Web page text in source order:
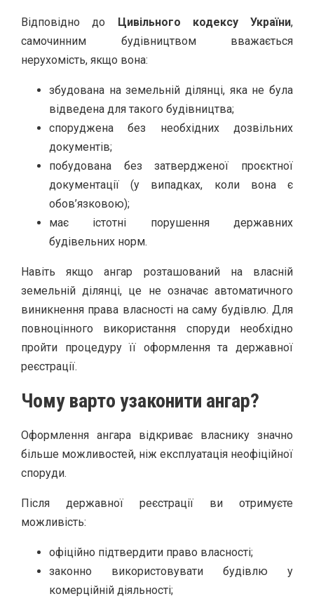
Відповідно до Цивільного кодексу України,
самочинним будівництвом вважається
нерухомість, якщо вона:
збудована на земельній ділянці, яка не була
відведена для такого будівництва;
споруджена без необхідних дозвільних
документів;
побудована без затвердженої проєктної
документації (у випадках, коли вона є
обов’язковою);
має істотні порушення державних
будівельних норм.
Навіть якщо ангар розташований на власній
земельній ділянці, це не означає автоматичного
виникнення права власності на саму будівлю. Для
повноцінного використання споруди необхідно
пройти процедуру її оформлення та державної
реєстрації.
Чому варто узаконити ангар?
Оформлення ангара відкриває власнику значно
більше можливостей, ніж експлуатація неофіційної
споруди.
Після державної реєстрації ви отримуєте
можливість:
офіційно підтвердити право власності;
законно використовувати будівлю у
комерційній діяльності;